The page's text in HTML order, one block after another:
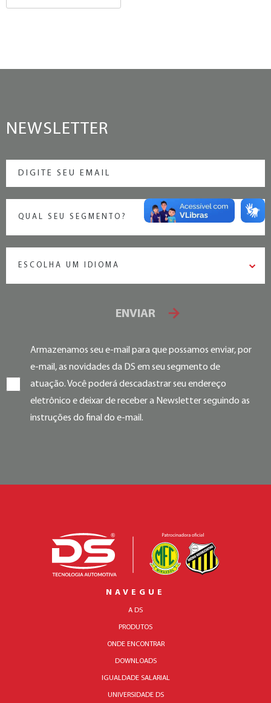
NEWSLETTER
QUAL SEU SEGMENTO?
ESCOLHA UM IDIOMA
ENVIAR
Armazenamos seu e-mail para que possamos enviar, por
e-mail, as novidades da DS em seu segmento de
atuação. Você poderá descadastrar seu endereço
eletrônico e deixar de receber a Newsletter seguindo as
instruções do final do e-mail.
NAVEGUE
A DS
PRODUTOS
ONDE ENCONTRAR
DOWNLOADS
IGUALDADE SALARIAL
UNIVERSIDADE DS